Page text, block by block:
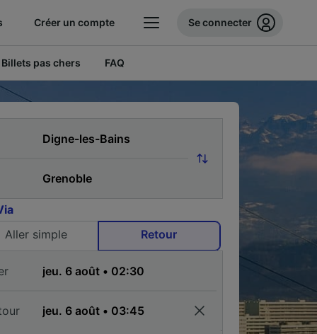
Créer un compte Se connecter
Billets pas chers FAQ
Aller simple
Retour